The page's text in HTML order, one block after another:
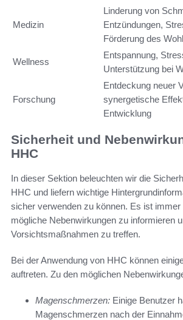
Medizin
Linderung von
Entzündungen,
Förderung des
Wellness
Entspannung,
Unterstützung bei
Forschung
Entdeckung neuer
synergetische
Entwicklung
Sicherheit und
HHC
In dieser Sektion beleuchten wir die
HHC und liefern wichtige
sicher verwenden zu können. Es ist
mögliche Nebenwirkungen zu informieren
Vorsichtsmaßnahmen zu treffen.
Bei der Anwendung von HHC können
auftreten. Zu den möglichen
Magenschmerzen: Einige Benutzer
Magenschmerzen nach der